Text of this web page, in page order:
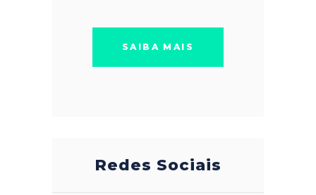
SAIBA MAIS
Redes Sociais